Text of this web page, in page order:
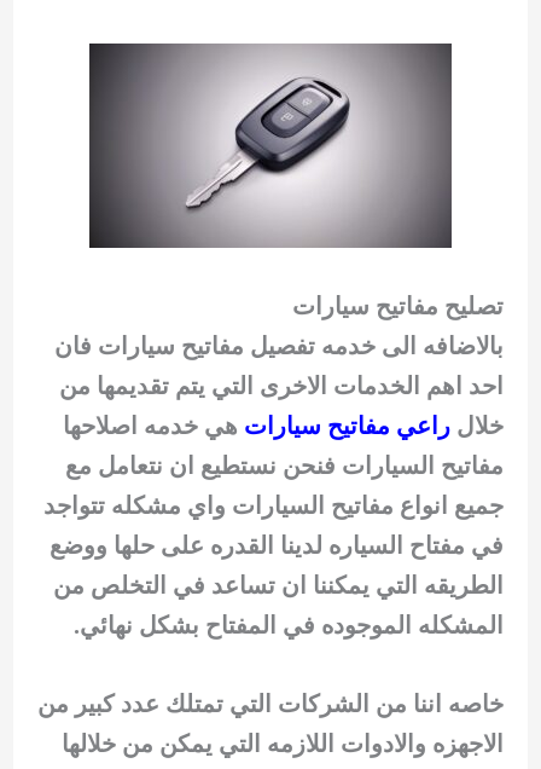
تصليح مفاتيح سيارات
بالاضافه الى خدمه تفصيل مفاتيح سيارات فان
احد اهم الخدمات الاخرى التي يتم تقديمها من
خلال راعي مفاتيح سيارات هي خدمه اصلاحها
مفاتيح السيارات فنحن نستطيع ان نتعامل مع
جميع انواع مفاتيح السيارات واي مشكله تتواجد
في مفتاح السياره لدينا القدره على حلها ووضع
الطريقه التي يمكننا ان تساعد في التخلص من
المشكله الموجوده في المفتاح بشكل نهائي.
خاصه اننا من الشركات التي تمتلك عدد كبير من
الاجهزه والادوات اللازمه التي يمكن من خلالها